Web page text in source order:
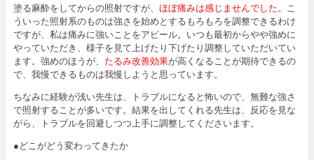
塗る麻酔をしてからの照射ですが、 ほぼ痛みは感じませんでした。こ
ういった照射系のものは強さを始めとするもろもろを調整できるわけ
ですが、私は痛みに強いことをアピール。いつも最初からやや強めに
やっていただき、様子を見て上げたり下げたり調整していただいてい
ます。強めのほうが、 たるみ改善効果が高くなることが期待できるの
で、我慢できるものは我慢しようと思っています。
ちなみに経験が浅い先生は、トラブルになると怖いので、無難な強さ
で照射することが多いです。結果を出してくれる先生は、反応を見な
がら、トラブルを回避しつつ上手に調整してくださいます。
●どこがどう変わってきたか